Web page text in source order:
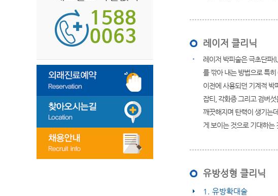
레이저 클리닉
레이저 박피술은 극초단파
를 깎아 내는 방법으로 특
이전에 사용되던 기계적 박
잡티, 각화증 그리고 검버
깨끗해지며 탄력이 생기는
게 보이는 것으로 기대하는
유방성형 클리닉
1. 유방확대술